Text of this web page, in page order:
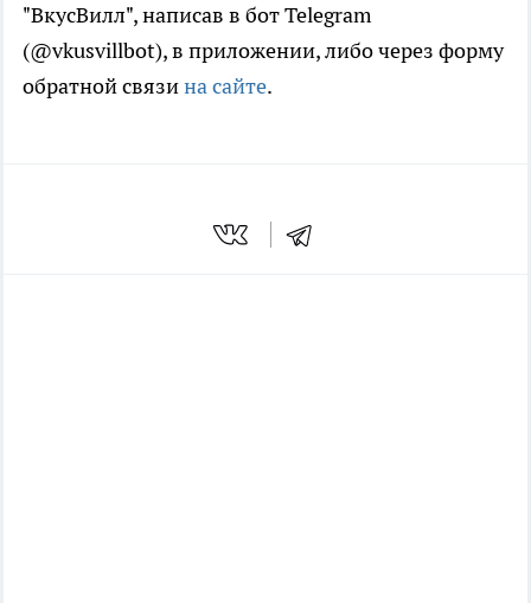
"ВкусВилл", написав в бот Telegram
(@vkusvillbot), в приложении, либо через форму
обратной связина сайте.